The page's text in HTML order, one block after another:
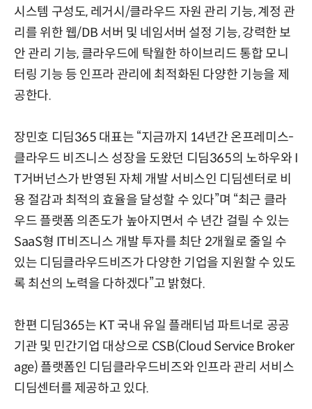
시스템 구성도, 레거시/클라우드 자원 관리 기능, 계정 관
리를 위한 웹/DB 서버 및 네임서버 설정 기능, 강력한 보
안 관리 기능, 클라우드에 탁월한 하이브리드 통합 모니
터링 기능 등 인프라 관리에 최적화된 다양한 기능을 제
공한다.
장민호 디딤365 대표는 “지금까지 14년간 온프레미스-
클라우드 비즈니스 성장을 도왔던 디딤365의 노하우와 I
T거버넌스가 반영된 자체 개발 서비스인 디딤센터로 비
용 절감과 최적의 효율을 달성할 수 있다”며 “최근 클라
우드 플랫폼 의존도가 높아지면서 수 년간 걸릴 수 있는
SaaS형 IT비즈니스 개발 투자를 최단 2개월로 줄일 수
있는 디딤클라우드비즈가 다양한 기업을 지원할 수 있도
록 최선의 노력을 다하겠다”고 밝혔다.
한편 디딤365는 KT 국내 유일 플래티넘 파트너로 공공
기관 및 민간기업 대상으로 CSB(Cloud Service Broker
age) 플랫폼인 디딤클라우드비즈와 인프라 관리 서비스
디딤센터를 제공하고 있다.